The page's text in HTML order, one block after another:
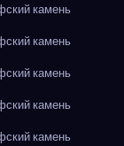
камень
камень
камень
камень
камень